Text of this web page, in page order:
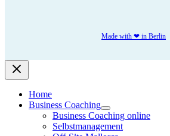
Made with ❤ in Berlin
Home
Business Coaching
Business Coaching online
Selbstmanagement